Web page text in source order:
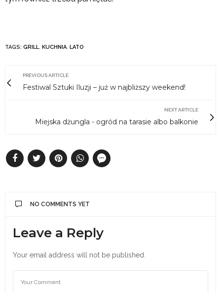
TAGS: GRILL, KUCHNIA, LATO
PREVIOUS ARTICLE
Festiwal Sztuki Iluzji – już w najbliższy weekend!
NEXT ARTICLE
Miejska dżungla - ogród na tarasie albo balkonie
NO COMMENTS YET
Leave a Reply
Your email address will not be published.